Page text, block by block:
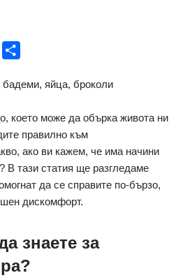
a
e
което може да обърка живота ни
правилно към
ако ви кажем, че има начини
В тази статия ще разгледаме
да се справите по-бързо,
дискомфорт.
знаете за